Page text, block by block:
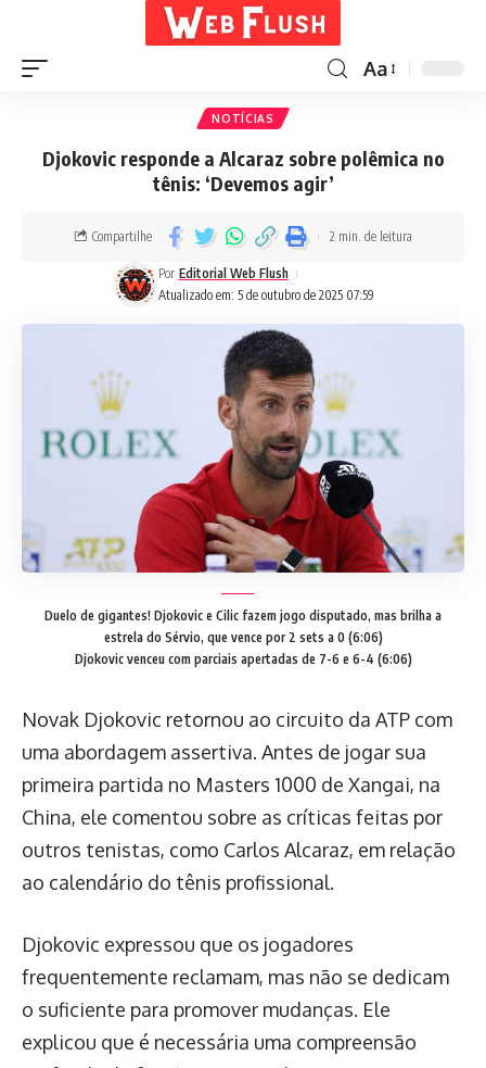
Aa
NOTÍCIAS
Djokovic responde a Alcaraz sobre polêmica no
tênis: ‘Devemos agir’
Atualizado em: 5 de outubro de 2025 07:59
Por Editorial Web Flush
Compartilhe 2 min. de leitura
Duelo de gigantes! Djokovic e Cilic fazem jogo disputado, mas brilha a
estrela do Sérvio, que vence por 2 sets a 0 (6:06)
Djokovic venceu com parciais apertadas de 7-6 e 6-4 (6:06)
Novak Djokovic retornou ao circuito da ATP com
uma abordagem assertiva. Antes de jogar sua
primeira partida no Masters 1000 de Xangai, na
China, ele comentou sobre as críticas feitas por
outros tenistas, como Carlos Alcaraz, em relação
ao calendário do tênis profissional.
Djokovic expressou que os jogadores
frequentemente reclamam, mas não se dedicam
o suficiente para promover mudanças. Ele
explicou que é necessária uma compreensão